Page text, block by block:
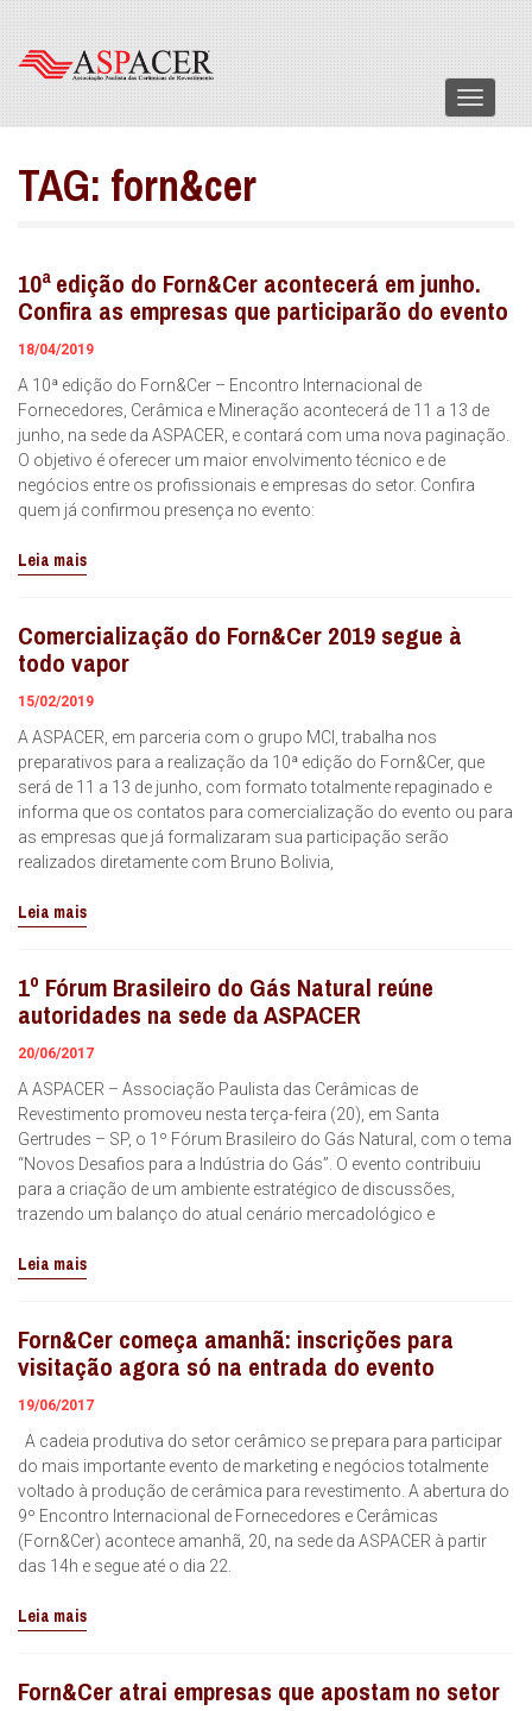
Menu
TAG: forn&cer
10ª edição do Forn&Cer acontecerá em junho.
Confira as empresas que participarão do evento
18/04/2019
A 10ª edição do Forn&Cer – Encontro Internacional de
Fornecedores, Cerâmica e Mineração acontecerá de 11 a 13 de
junho, na sede da ASPACER, e contará com uma nova paginação.
O objetivo é oferecer um maior envolvimento técnico e de
negócios entre os profissionais e empresas do setor. Confira
quem já confirmou presença no evento:
Leia mais
Comercialização do Forn&Cer 2019 segue à
todo vapor
15/02/2019
A ASPACER, em parceria com o grupo MCI, trabalha nos
preparativos para a realização da 10ª edição do Forn&Cer, que
será de 11 a 13 de junho, com formato totalmente repaginado e
informa que os contatos para comercialização do evento ou para
as empresas que já formalizaram sua participação serão
realizados diretamente com Bruno Bolivia,
Leia mais
1º Fórum Brasileiro do Gás Natural reúne
autoridades na sede da ASPACER
20/06/2017
A ASPACER – Associação Paulista das Cerâmicas de
Revestimento promoveu nesta terça-feira (20), em Santa
Gertrudes – SP, o 1º Fórum Brasileiro do Gás Natural, com o tema
“Novos Desafios para a Indústria do Gás”. O evento contribuiu
para a criação de um ambiente estratégico de discussões,
trazendo um balanço do atual cenário mercadológico e
Leia mais
Forn&Cer começa amanhã: inscrições para
visitação agora só na entrada do evento
19/06/2017
A cadeia produtiva do setor cerâmico se prepara para participar
do mais importante evento de marketing e negócios totalmente
voltado à produção de cerâmica para revestimento. A abertura do
9º Encontro Internacional de Fornecedores e Cerâmicas
(Forn&Cer) acontece amanhã, 20, na sede da ASPACER à partir
das 14h e segue até o dia 22.
Leia mais
Forn&Cer atrai empresas que apostam no setor